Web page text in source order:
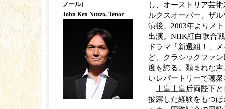
ノール）
John Ken Nuzzo, Tenor
し、オーストリア芸
ルクスオーパー、ザ
演後、2003年よりメ
出演。NHK紅白歌合
ドラマ「新選組！」
ど、クラシックファ
度を誇る。類まれな
いレパートリーで聴
上皇上皇后両陛下と
披露した経験をもつ